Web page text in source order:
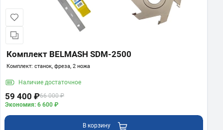
Комплект BELMASH SDM-2500
Комплект: станок, фреза, 2 ножа
Наличие достаточное
59 400 ₽66 000 ₽
Экономия: 6 600 ₽
В корзину